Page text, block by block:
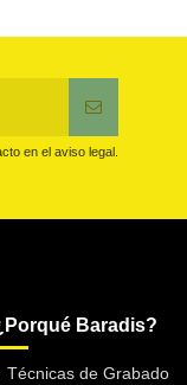
en el aviso legal.
Baradis?
Técnicas de Grabado